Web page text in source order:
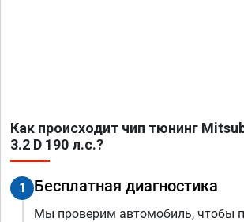
Как происходит чип тюнинг
3.2 D 190 л.с.?
1 Бесплатная диагностика
Мы проверим автомобиль, чтобы